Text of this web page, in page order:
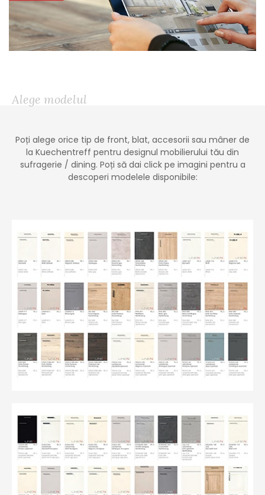
Alege modelul
Poți alege orice tip de front, blat, accesorii sau mâner de
la Kuechentreff pentru designul mobilierului tău din
sufragerie / dining. Poți să dai click pe imagini pentru a
descoperi modelele disponibile: